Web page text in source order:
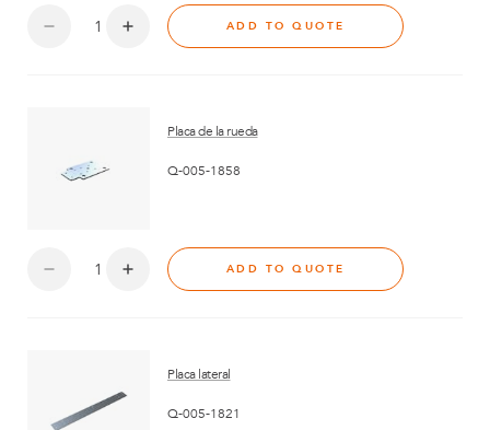
ADD TO QUOTE
Placa de la rueda
Q-005-1858
ADD TO QUOTE
Placa lateral
Q-005-1821